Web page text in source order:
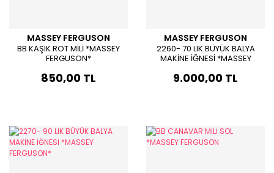
MASSEY FERGUSON
BB KAŞIK ROT MİLİ *MASSEY
FERGUSON*
850,00 TL
MASSEY FERGUSON
2260- 70 LIK BÜYÜK BALYA
MAKİNE İĞNESİ *MASSEY
9.000,00 TL